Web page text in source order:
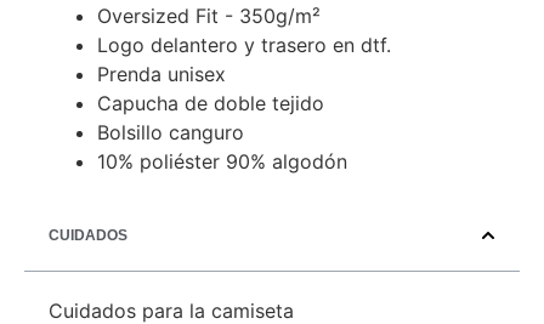
Oversized Fit - 350g/m²
Logo delantero y trasero en dtf.
Prenda unisex
Capucha de doble tejido
Bolsillo canguro
10% poliéster 90% algodón
CUIDADOS
Cuidados para la camiseta